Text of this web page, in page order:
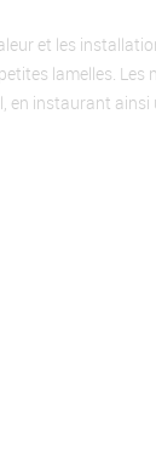
et les
lamelles.
en instaurant